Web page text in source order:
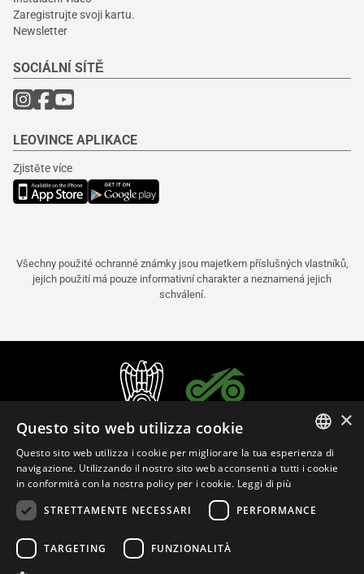
Zaregistrujte svoji kartu.
Newsletter
SOCIÁLNÍ SÍTĚ
LEOVINCE APLIKACE
Zjistěte více
Všechny použité ochranné známky jsou majetkem příslušných vlastníků,
jejich použití má pouze informativní charakter a neznamená jejich
schválení.
ITALIAN
×
Questo sito web utilizza cookie
Questo sito web utilizza i cookie per migliorare la tua esperienza di
navigazione. Utilizzando il nostro sito web acconsenti a tutti i cookie
in conformità con la nostra policy per i cookie. Leggi di più
STRETTAMENTE NECESSARI
PERFORMANCE
TARGETING FUNZIONALITÀ